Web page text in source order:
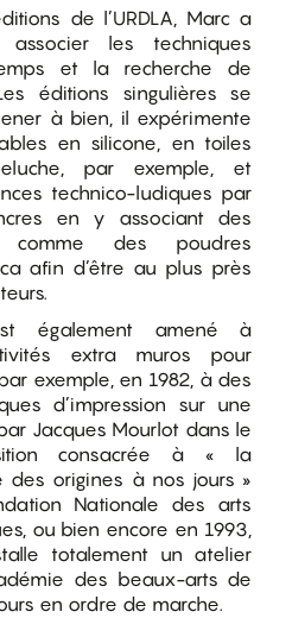
de l’URDLA, Marc a
les techniques
et la recherche de
éditions singulières se
à bien, il expérimente
en silicone, en toiles
par exemple, et
technico-ludiques par
en y associant des
comme des poudres
afin d’être au plus près
également amené à
extra muros pour
exemple, en 1982, à des
d’impression sur une
Jacques Mourlot dans le
consacrée à « la
des origines à nos jours »
Nationale des arts
ou bien encore en 1993,
totalement un atelier
des beaux-arts de
en ordre de marche.